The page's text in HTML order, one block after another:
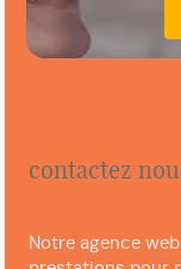
contactez
Notre agence